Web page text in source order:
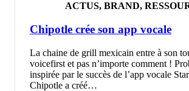
ACTUS, BRAND,
Chipotle crée son app vocale
La chaine de grill mexicain entre à son
voicefirst et pas n’importe comment !
inspirée par le succès de l’app vocale
Chipotle a créé…